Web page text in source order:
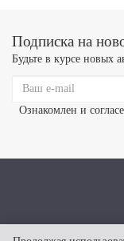
Подписка на
Будьте в курсе новых
Ознакомлен и